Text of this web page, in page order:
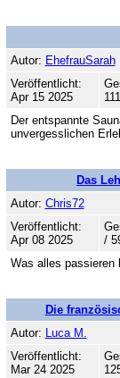
Autor: EhefrauSarah
Veröffentlicht:
Apr 15 2025
Der entspannte
unvergesslichen
Das
Autor: Chris72
Veröffentlicht:
Apr 08 2025
/
Was alles passieren
Die
Autor: Luca M.
Veröffentlicht:
Mar 24 2025